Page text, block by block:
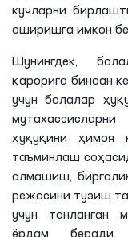
кучларни
оширишга имкон
Шунингдек,
қарорига биноан
учун болалар
ҳуқуқини ҳимоя
таъминлаш
алмашиш,
режасини тузиш
учун танланган